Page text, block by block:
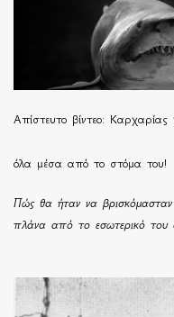
Απίστευτο βίντεο:
όλα μέσα από το στόμα του!
Πώς θα ήταν να
πλάνα από το εσωτερικό του